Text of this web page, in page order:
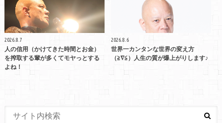
2026.8.7
人の信用（かけてきた時間とお金）
を搾取する輩が多くてモヤっとする
よね！
2026.8.6
世界一カンタンな世界の変え方
（≧∇≦）人生の質が爆上がりします♪